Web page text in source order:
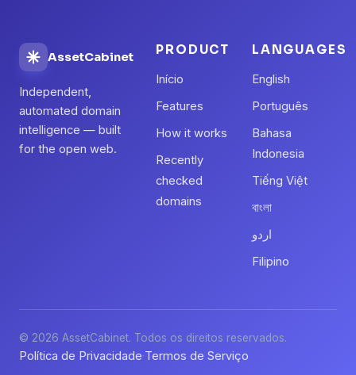
AssetCabinet
Independent,
automated domain
intelligence — built
for the open web.
PRODUCT
Início
Features
How it works
Recently
checked
domains
LANGUAGES
English
Português
Bahasa
Indonesia
Tiếng Việt
বাংলা
اردو
Filipino
© 2026 AssetCabinet. Todos os direitos reservados.
Política de Privacidade·Termos de Serviço